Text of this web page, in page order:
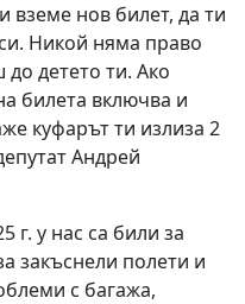
вземе нов билет, да ти
Никой няма право
до детето ти. Ако
билета включва и
куфарът ти излиза 2
Андрей
г. у нас са били за
закъснели полети и
с багажа,